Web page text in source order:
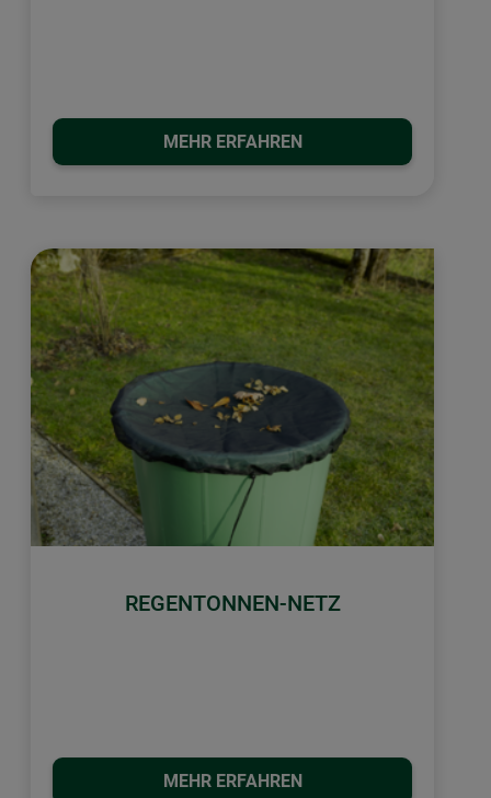
MEHR ERFAHREN
REGENTONNEN-NETZ
MEHR ERFAHREN